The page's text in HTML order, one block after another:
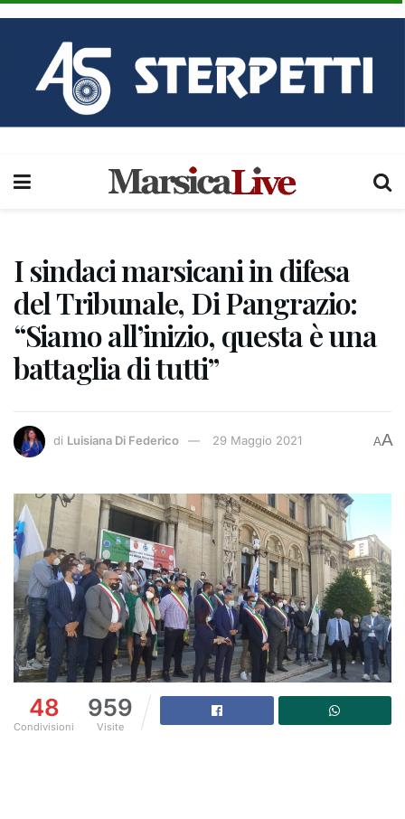
I sindaci marsicani in difesa
del Tribunale, Di Pangrazio:
“Siamo all’inizio, questa è una
battaglia di tutti”
di Luisiana Di Federico 29 Maggio 2021 AA
48
Condivisioni
959
Visite